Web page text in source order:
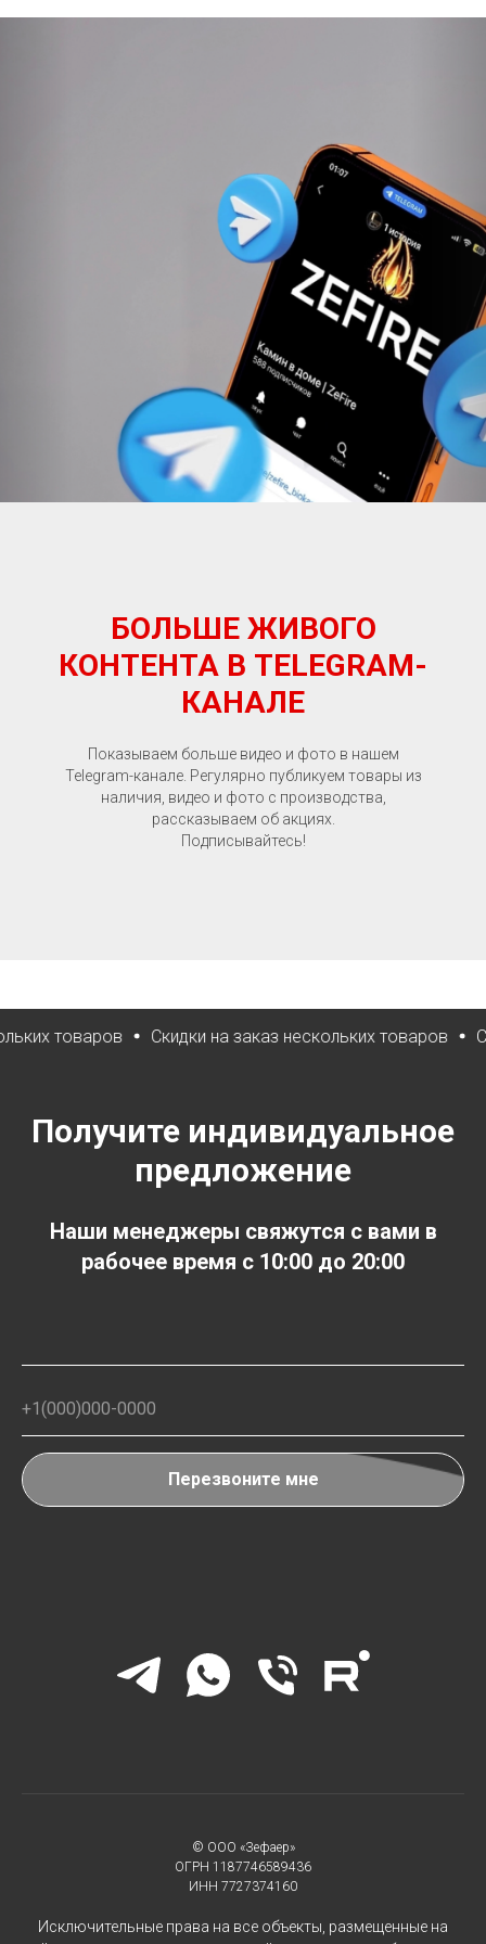
БОЛЬШЕ ЖИВОГО
КОНТЕНТА В TELEGRAM-
КАНАЛЕ
Показываем больше видео и фото в нашем
Telegram-канале. Регулярно публикуем товары из
наличия, видео и фото с производства,
рассказываем об акциях.
Подписывайтесь!
Скидки на заказ нескольких товаров Скидки
Получите индивидуальное
предложение
Наши менеджеры свяжутся с вами в
рабочее время с 10:00 до 20:00
+1(000)000-0000
Перезвоните мне
© ООО «Зефаер»
ОГРН 1187746589436
ИНН 7727374160
Исключительные права на все объекты, размещенные на